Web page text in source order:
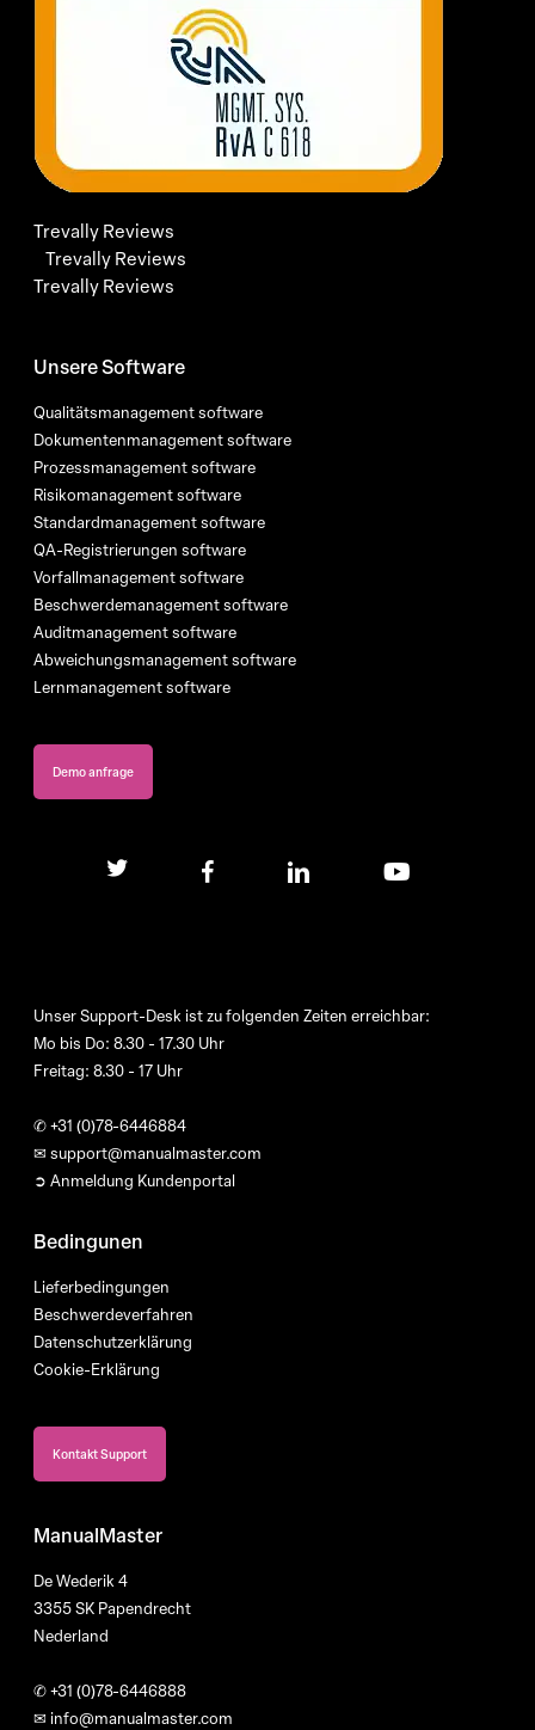
Trevally Reviews
Trevally Reviews
Trevally Reviews
Unsere Software
Qualitätsmanagement software
Dokumentenmanagement software
Prozessmanagement software
Risikomanagement software
Standardmanagement software
QA-Registrierungen software
Vorfallmanagement software
Beschwerdemanagement software
Auditmanagement software
Abweichungsmanagement software
Lernmanagement software
Demo anfrage
twitter facebook linkedin youtube
Unser Support-Desk ist zu folgenden Zeiten erreichbar:
Mo bis Do: 8.30 - 17.30 Uhr
Freitag: 8.30 - 17 Uhr
✆+31 (0)78-6446884
✉ support@manualmaster.com
➲ Anmeldung Kundenportal
Bedingunen
Lieferbedingungen
Beschwerdeverfahren
Datenschutzerklärung
Cookie-Erklärung
Kontakt Support
ManualMaster
De Wederik 4
3355 SK Papendrecht
Nederland
✆+31 (0)78-6446888
✉ info@manualmaster.com